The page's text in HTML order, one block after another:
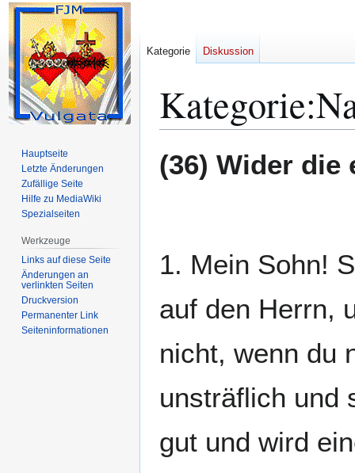
Kategorie:
Navigation
Suche
(36) Wider die
1. Mein Sohn!
auf den Herrn,
nicht, wenn du
unsträflich und
gut und wird
Kategorie Diskussion
Hauptseite
Letzte Änderungen
Zufällige Seite
Hilfe zu MediaWiki
Spezialseiten
Werkzeuge
Links auf diese Seite
Änderungen an
verlinkten Seiten
Druckversion
Permanenter Link
Seiten­­informationen